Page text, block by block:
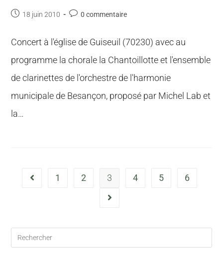
18 juin 2010 0 commentaire
Concert à l'église de Guiseuil (70230) avec au
programme la chorale la Chantoillotte et l'ensemble
de clarinettes de l'orchestre de l'harmonie
municipale de Besançon, proposé par Michel Lab et
la…
1 2 3 4 5 6